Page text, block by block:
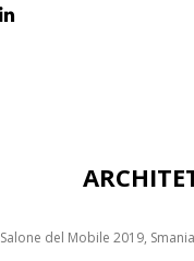
Salone del Mobile 2019,